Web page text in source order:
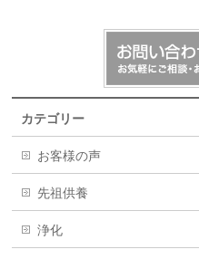
カテゴリー
お客様の声
先祖供養
浄化